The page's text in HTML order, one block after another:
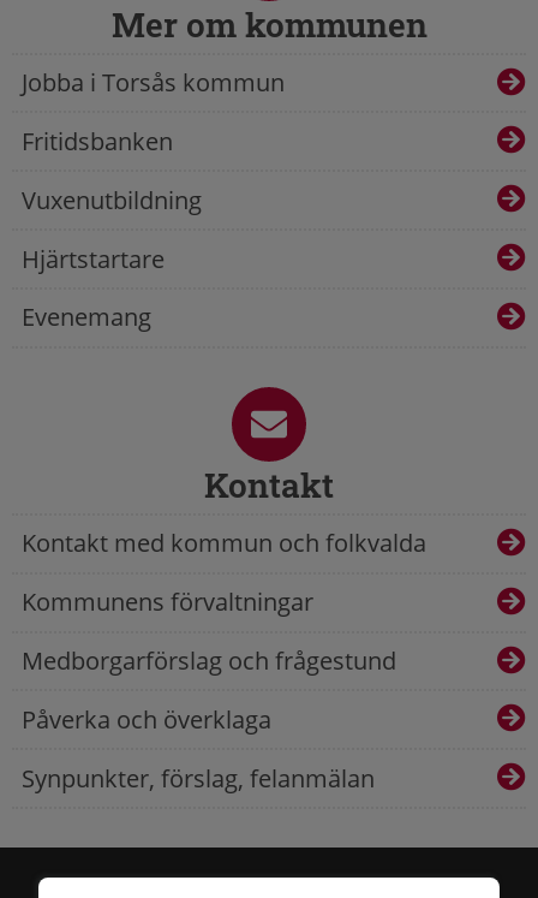
Mer om kommunen
Jobba i Torsås kommun
Fritidsbanken
Vuxenutbildning
Hjärtstartare
Evenemang
Kontakt
Kontakt med kommun och folkvalda
Kommunens förvaltningar
Medborgarförslag och frågestund
Påverka och överklaga
Synpunkter, förslag, felanmälan